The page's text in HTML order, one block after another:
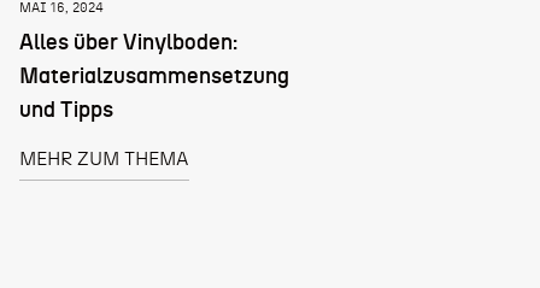
MAI 16, 2024
Alles über Vinylboden:
Materialzusammensetzung
und Tipps
MEHR ZUM THEMA